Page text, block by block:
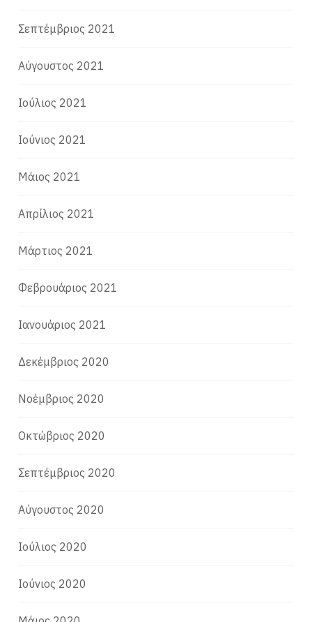
Σεπτέμβριος 2021
Αύγουστος 2021
Ιούλιος 2021
Ιούνιος 2021
Μάιος 2021
Απρίλιος 2021
Μάρτιος 2021
Φεβρουάριος 2021
Ιανουάριος 2021
Δεκέμβριος 2020
Νοέμβριος 2020
Οκτώβριος 2020
Σεπτέμβριος 2020
Αύγουστος 2020
Ιούλιος 2020
Ιούνιος 2020